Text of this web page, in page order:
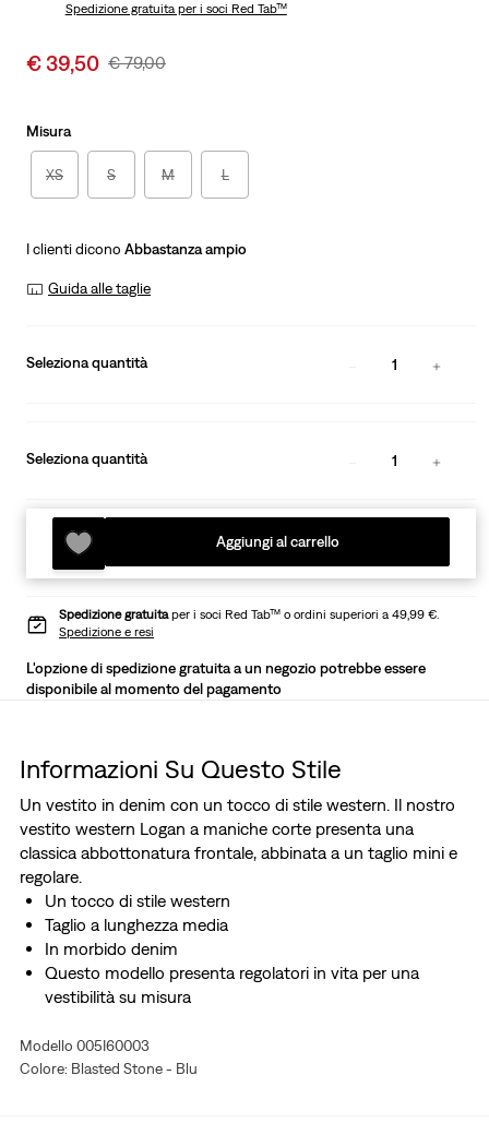
Spedizione gratuitaper i soci Red Tab™
Sale
€ 39,50 Original
€ 79,00
Misura
XS S M L
I clienti dicono Abbastanza ampio
Guida alle taglie
Seleziona quantità 1
Seleziona quantità 1
Aggiungi al carrello
Spedizione gratuitaper i soci Red Tab™ o ordini superiori a 49,99 €.
Spedizione e resi
L'opzione di spedizione gratuita a un negozio potrebbe essere
disponibile al momento del pagamento
Informazioni Su Questo Stile
Un vestito in denim con un tocco di stile western. Il nostro
vestito western Logan a maniche corte presenta una
classica abbottonatura frontale, abbinata a un taglio mini e
regolare.
Un tocco di stile western
Taglio a lunghezza media
In morbido denim
Questo modello presenta regolatori in vita per una
vestibilità su misura
Modello 005I60003
Colore: Blasted Stone - Blu